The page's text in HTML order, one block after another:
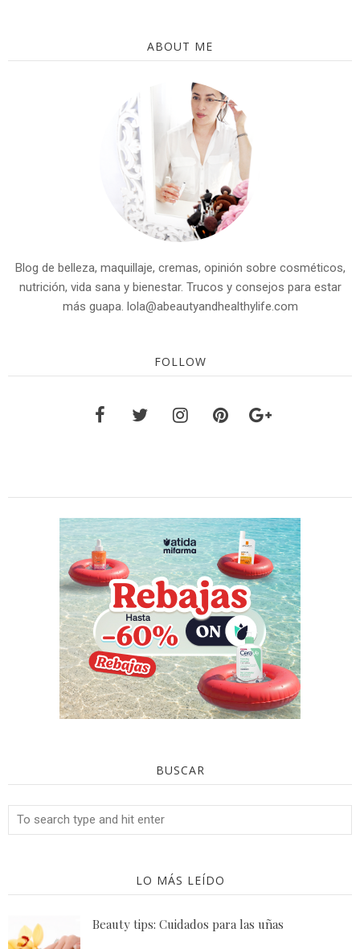
ABOUT ME
Blog de belleza, maquillaje, cremas, opinión sobre cosméticos,
nutrición, vida sana y bienestar. Trucos y consejos para estar
más guapa. lola@abeautyandhealthylife.com
FOLLOW
BUSCAR
LO MÁS LEÍDO
Beauty tips: Cuidados para las uñas